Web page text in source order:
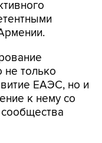
только
ЕАЭС, но и
к нему со